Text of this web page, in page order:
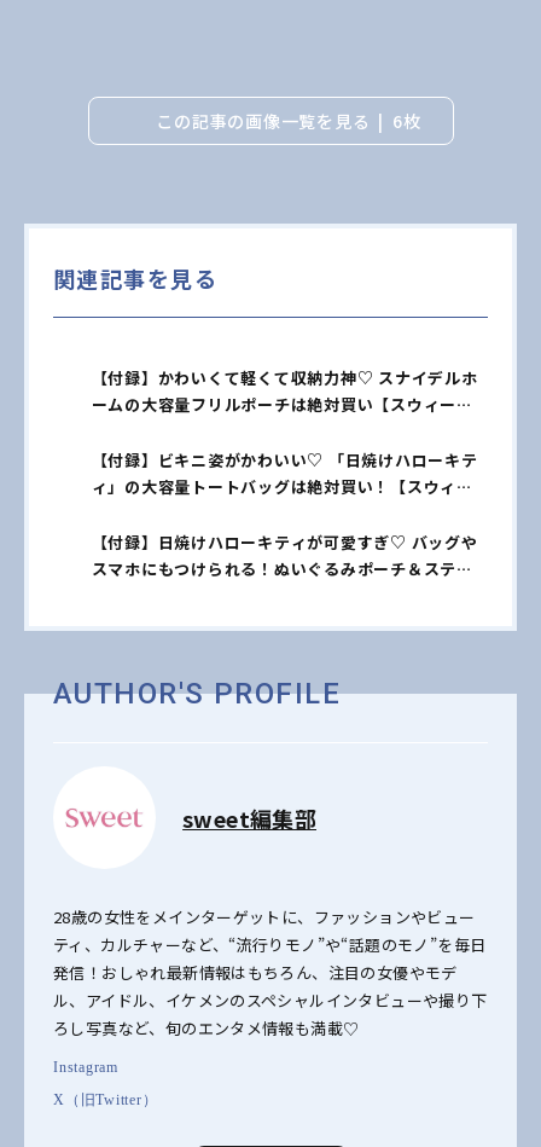
この記事の画像一覧を見る 6枚
関連記事を見る
【付録】かわいくて軽くて収納力神♡ スナイデルホ
ームの大容量フリルポーチは絶対買い【スウィート9
【付録】ビキニ姿がかわいい♡ 「日焼けハローキテ
ィ」の大容量トートバッグは絶対買い！【スウィー
【付録】日焼けハローキティが可愛すぎ♡ バッグや
スマホにもつけられる！ぬいぐるみポーチ＆ステッ
AUTHOR'S PROFILE
sweet編集部
28歳の女性をメインターゲットに、ファッションやビュー
ティ、カルチャーなど、“流行りモノ”や“話題のモノ”を毎日
発信！おしゃれ最新情報はもちろん、注目の女優やモデ
ル、アイドル、イケメンのスペシャルインタビューや撮り下
ろし写真など、旬のエンタメ情報も満載♡
Instagram
X（旧Twitter）